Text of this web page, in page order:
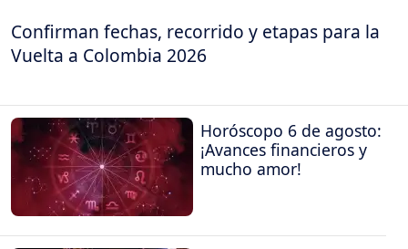
Confirman fechas, recorrido y etapas para la
Vuelta a Colombia 2026
Horóscopo 6 de agosto:
¡Avances financieros y
mucho amor!